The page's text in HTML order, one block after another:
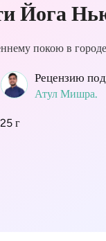
Йога
покою в
Рецензию
Атул Мишра.
г